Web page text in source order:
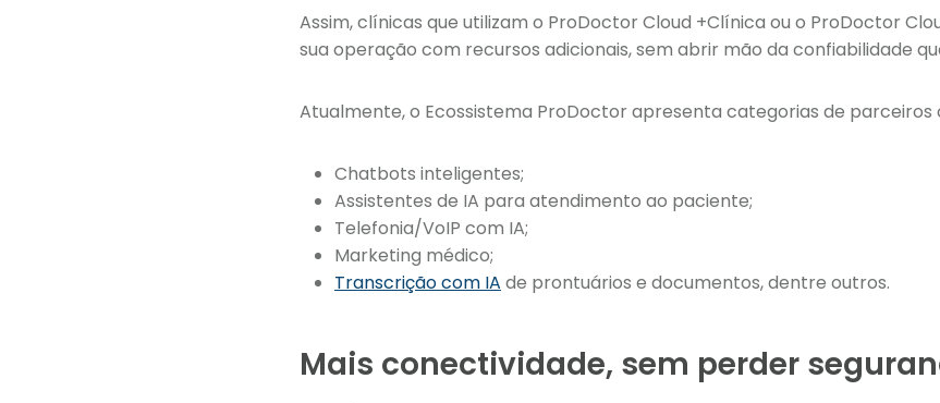
Assim, clínicas que utilizam o ProDoctor Cloud +Clínica ou o ProDoctor
sua operação com recursos adicionais, sem abrir mão da confiabilidade
Atualmente, o Ecossistema ProDoctor apresenta categorias de parceiros
Chatbots inteligentes;
Assistentes de IA para atendimento ao paciente;
Telefonia/VoIP com IA;
Marketing médico;
Transcrição com IA de prontuários e documentos, dentre outros.
Mais conectividade, sem perder